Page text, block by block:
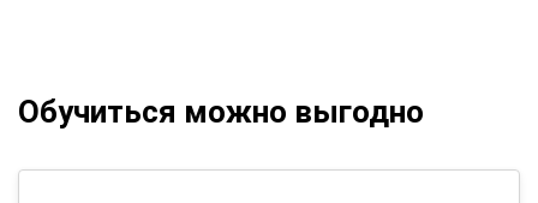
Обучиться можно выгодно